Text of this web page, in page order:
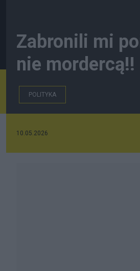
Zabronili mi
nie mordercą!!
POLITYKA
10.05.2026